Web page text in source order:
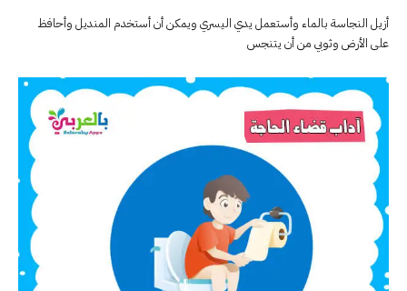
أزيل النجاسة بالماء وأستعمل يدي اليسري ويمكن أن أستخدم المنديل وأحافظ
على الأرض وثوبي من أن يتنجس